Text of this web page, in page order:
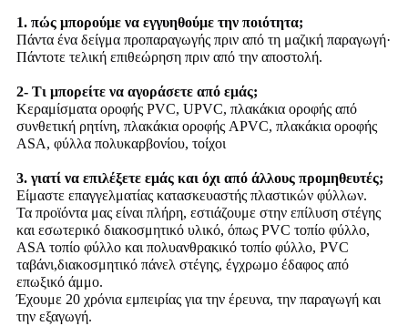
1. πώς μπορούμε να εγγυηθούμε την ποιότητα;
Πάντα ένα δείγμα προπαραγωγής πριν από τη μαζική παραγωγή·
Πάντοτε τελική επιθεώρηση πριν από την αποστολή.
2- Τι μπορείτε να αγοράσετε από εμάς;
Κεραμίσματα οροφής PVC, UPVC, πλακάκια οροφής από
συνθετική ρητίνη, πλακάκια οροφής APVC, πλακάκια οροφής
ASA, φύλλα πολυκαρβονίου, τοίχοι
3. γιατί να επιλέξετε εμάς και όχι από άλλους προμηθευτές;
Είμαστε επαγγελματίας κατασκευαστής πλαστικών φύλλων.
Τα προϊόντα μας είναι πλήρη, εστιάζουμε στην επίλυση στέγης
και εσωτερικό διακοσμητικό υλικό, όπως PVC τοπίο φύλλο,
ASA τοπίο φύλλο και πολυανθρακικό τοπίο φύλλο, PVC
ταβάνι,διακοσμητικό πάνελ στέγης, έγχρωμο έδαφος από
επωξικό άμμο.
Έχουμε 20 χρόνια εμπειρίας για την έρευνα, την παραγωγή και
την εξαγωγή.